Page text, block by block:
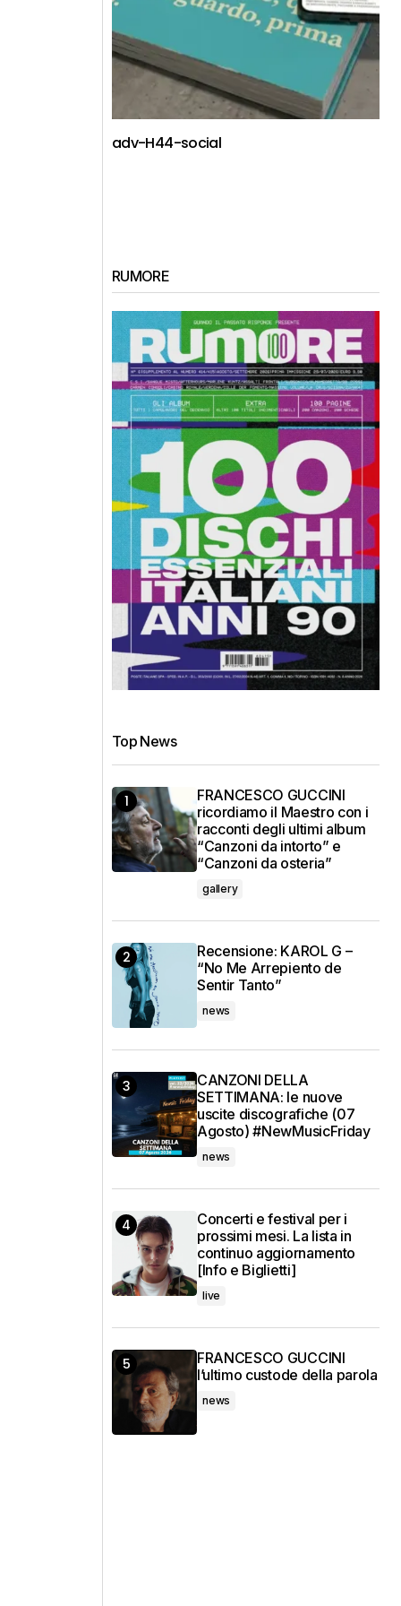
adv-H44-social
RUMORE
Top News
FRANCESCO GUCCINI
ricordiamo il Maestro con i
racconti degli ultimi album
“Canzoni da intorto” e
“Canzoni da osteria”
gallery
Recensione: KAROL G –
“No Me Arrepiento de
Sentir Tanto”
news
CANZONI DELLA
SETTIMANA: le nuove
uscite discografiche (07
Agosto) #NewMusicFriday
news
Concerti e festival per i
prossimi mesi. La lista in
continuo aggiornamento
[Info e Biglietti]
live
FRANCESCO GUCCINI
l’ultimo custode della parola
news